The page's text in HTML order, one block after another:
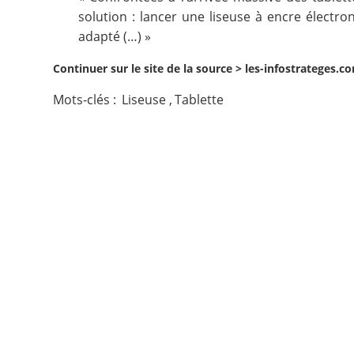
Nous suivre
solution : lancer une liseuse à encre
adapté (…) »
Continuer sur le site de la source > les-
Mots-clés : Liseuse ,Tablette